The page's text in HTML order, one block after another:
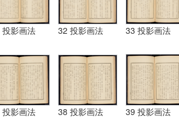
投影画法 32 投影画法 33 投影画法
投影画法 38 投影画法 39 投影画法